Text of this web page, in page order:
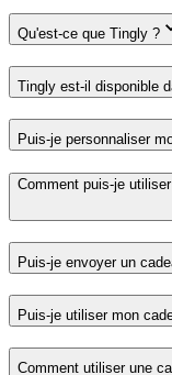
Qu'est-ce que Tingly ?
Tingly est-il disponible
Puis-je personnaliser
Comment puis-je
Puis-je envoyer un
Puis-je utiliser mon
Comment utiliser une